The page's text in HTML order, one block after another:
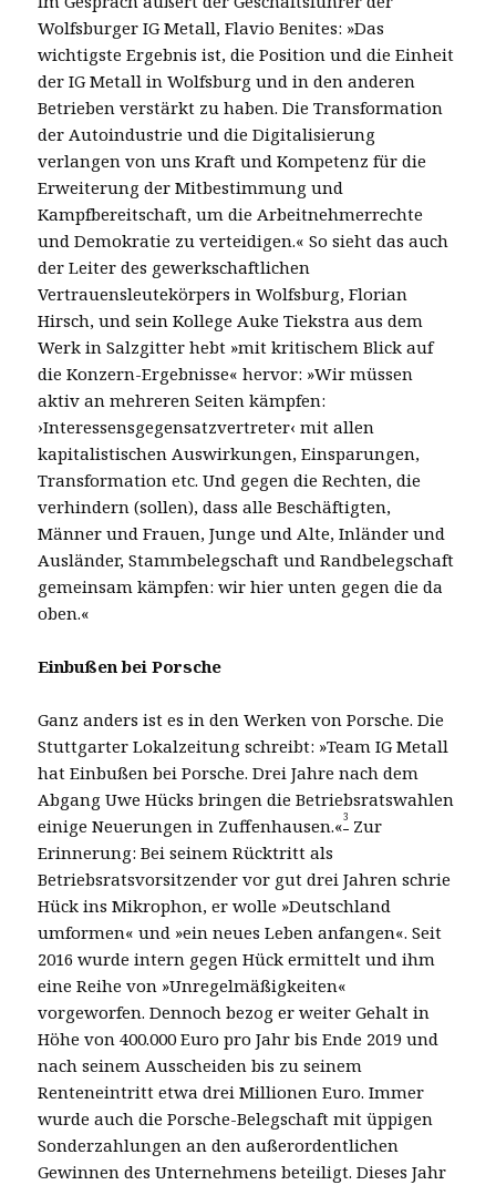
Wolfsburger IG Metall, Flavio Benites: »Das
wichtigste Ergebnis ist, die Position und die Einheit
der IG Metall in Wolfsburg und in den anderen
Betrieben verstärkt zu haben. Die Transformation
der Autoindustrie und die Digitalisierung
verlangen von uns Kraft und Kompetenz für die
Erweiterung der Mitbestimmung und
Kampfbereitschaft, um die Arbeitnehmerrechte
und Demokratie zu verteidigen.« So sieht das auch
der Leiter des gewerkschaftlichen
Vertrauensleutekörpers in Wolfsburg, Florian
Hirsch, und sein Kollege Auke Tiekstra aus dem
Werk in Salzgitter hebt »mit kritischem Blick auf
die Konzern-Ergebnisse« hervor: »Wir müssen
aktiv an mehreren Seiten kämpfen:
›Interessensgegensatzvertreter‹ mit allen
kapitalistischen Auswirkungen, Einsparungen,
Transformation etc. Und gegen die Rechten, die
verhindern (sollen), dass alle Beschäftigten,
Männer und Frauen, Junge und Alte, Inländer und
Ausländer, Stammbelegschaft und Randbelegschaft
gemeinsam kämpfen: wir hier unten gegen die da
oben.«
Einbußen bei Porsche
Ganz anders ist es in den Werken von Porsche. Die
Stuttgarter Lokalzeitung schreibt: »Team IG Metall
hat Einbußen bei Porsche. Drei Jahre nach dem
Abgang Uwe Hücks bringen die Betriebsratswahlen
einige Neuerungen in Zuffenhausen.«3 Zur
Erinnerung: Bei seinem Rücktritt als
Betriebsratsvorsitzender vor gut drei Jahren schrie
Hück ins Mikrophon, er wolle »Deutschland
umformen« und »ein neues Leben anfangen«. Seit
2016 wurde intern gegen Hück ermittelt und ihm
eine Reihe von »Unregelmäßigkeiten«
vorgeworfen. Dennoch bezog er weiter Gehalt in
Höhe von 400.000 Euro pro Jahr bis Ende 2019 und
nach seinem Ausscheiden bis zu seinem
Renteneintritt etwa drei Millionen Euro. Immer
wurde auch die Porsche-Belegschaft mit üppigen
Sonderzahlungen an den außerordentlichen
Gewinnen des Unternehmens beteiligt. Dieses Jahr